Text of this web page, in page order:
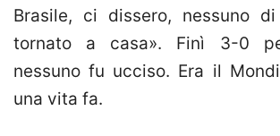
Brasile, ci dissero, nessuno
tornato a casa». Finì 3-0
nessuno fu ucciso. Era il
una vita fa.